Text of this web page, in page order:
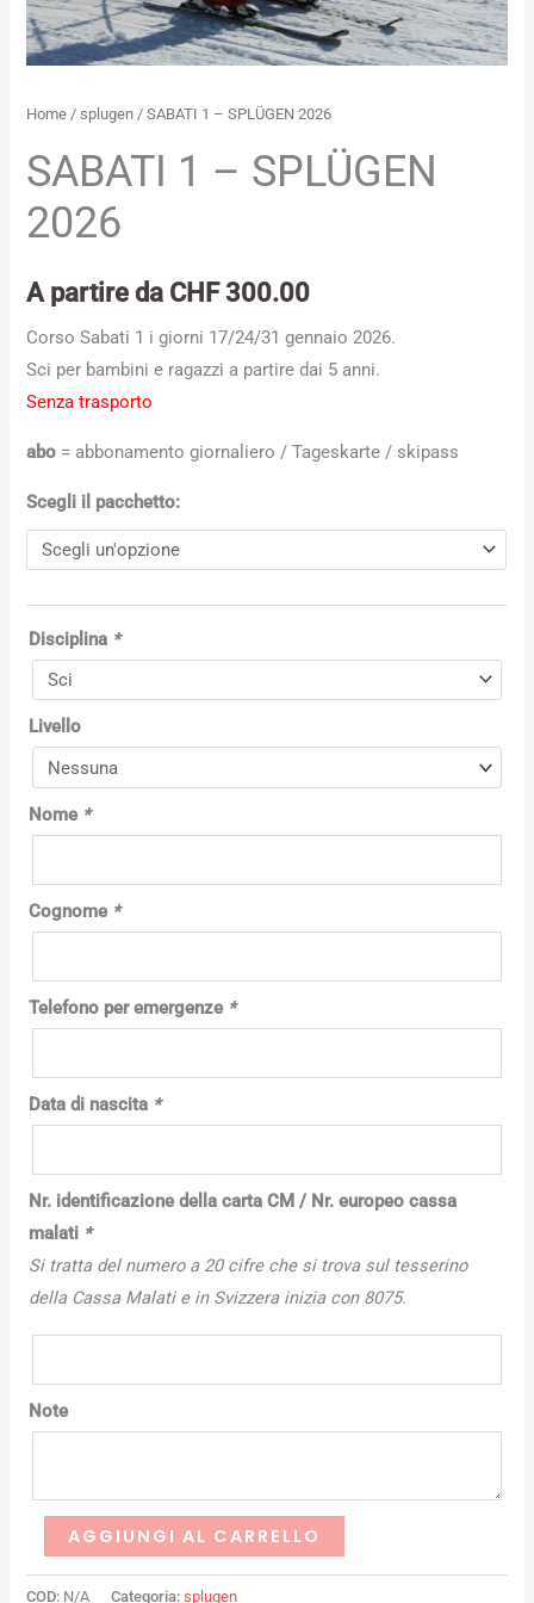
Home /splugen / SABATI 1 – SPLÜGEN 2026
SABATI 1 – SPLÜGEN
2026
A partire da CHF300.00
Corso Sabati 1 i giorni 17/24/31 gennaio 2026.
Sci per bambini e ragazzi a partire dai 5 anni.
Senza trasporto
abo = abbonamento giornaliero / Tageskarte / skipass
Scegli il pacchetto:
Disciplina *
Livello
Nome *
Cognome *
Telefono per emergenze *
Data di nascita *
Nr. identificazione della carta CM / Nr. europeo cassa
malati *
Si tratta del numero a 20 cifre che si trova sul tesserino
della Cassa Malati e in Svizzera inizia con 8075.
Note
AGGIUNGI AL CARRELLO
COD: N/A Categoria:splugen